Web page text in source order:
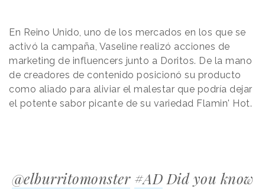
En Reino Unido, uno de los mercados en los que se
activó la campaña, Vaseline realizó acciones de
marketing de influencers junto a Doritos. De la mano
de creadores de contenido posicionó su producto
como aliado para aliviar el malestar que podría dejar
el potente sabor picante de su variedad Flamin' Hot.
@elburritomonster #ADDid you know